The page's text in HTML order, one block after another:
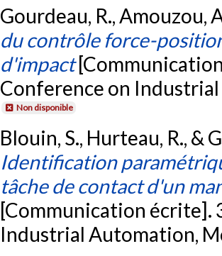
Gourdeau, R., Amouzou,
du contrôle force-
d'impact
Conference on
Non disponible
Blouin, S., Hurteau, R., &
Identification
tâche de contact d'un
[Communication
Industrial Automation,